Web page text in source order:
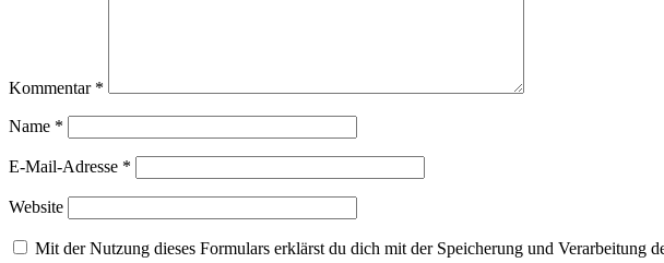
Kommentar *
Name *
E-Mail-Adresse *
Website
Mit der Nutzung dieses Formulars erklärst du dich mit der Speicherung und Verarbeitung